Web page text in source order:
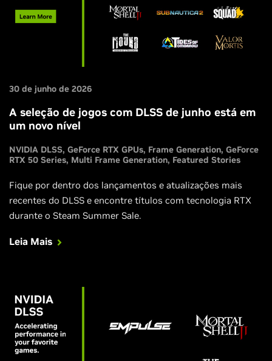
30 de junho de 2026
A seleção de jogos com DLSS de junho está em
um novo nível
NVIDIA DLSS GeForce RTX GPUs Frame Generation GeForce
RTX 50 Series Multi Frame Generation Featured Stories
Fique por dentro dos lançamentos e atualizações mais
recentes do DLSS e encontre títulos com tecnologia RTX
durante o Steam Summer Sale.
Leia Mais